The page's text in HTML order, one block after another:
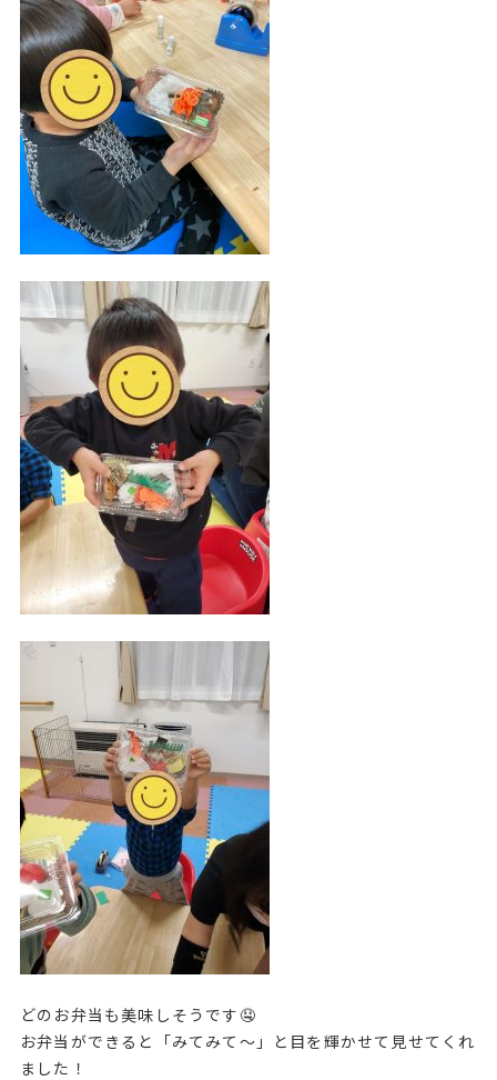
どのお弁当も美味しそうです🤤
お弁当ができると「みてみて〜」と目を輝かせて見せてくれ
ました！